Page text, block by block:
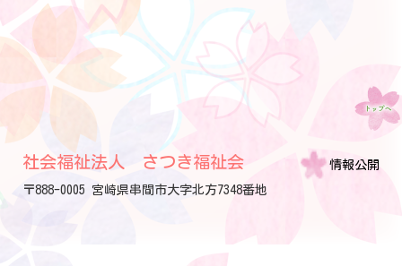
社会福祉法人 さつき福祉会
〒888-0005 宮崎県串間市大字北方7348番地
情報公開